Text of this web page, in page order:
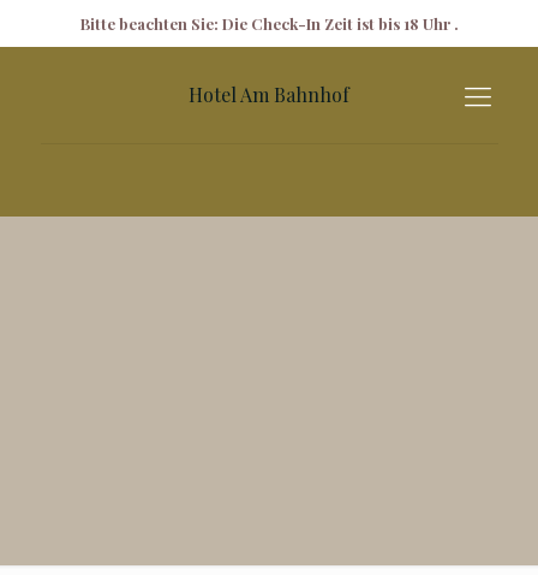
Bitte beachten Sie: Die Check-In Zeit ist bis 18 Uhr .
Hotel Am Bahnhof